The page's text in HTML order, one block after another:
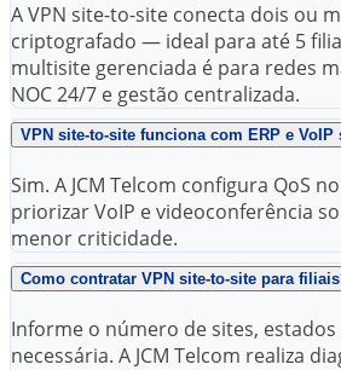
A VPN site-to-site conecta dois ou
criptografado — ideal para até 5
multisite gerenciada é para redes
NOC 24/7 e gestão centralizada.
VPN site-to-site funciona com ERP e VoIP
Sim. A JCM Telcom configura QoS
priorizar VoIP e videoconferência
menor criticidade.
Como contratar VPN site-to-site para
Informe o número de sites, estados
necessária. A JCM Telcom realiza